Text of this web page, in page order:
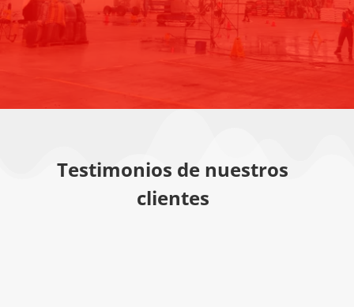
Testimonios de nuestros
clientes